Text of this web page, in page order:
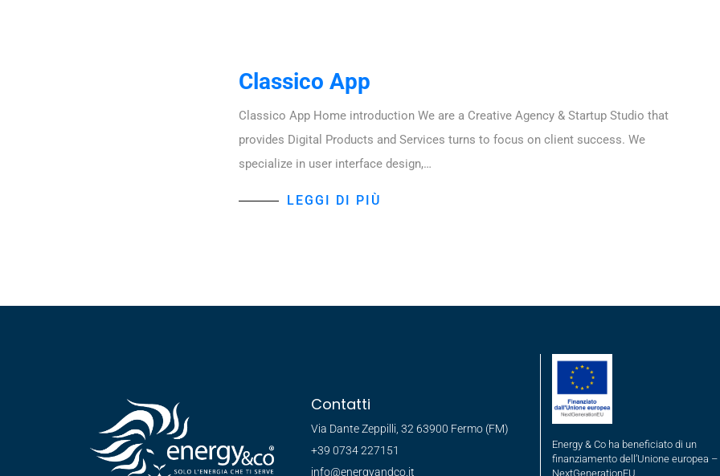
Classico App
Classico App Home introduction We are a Creative Agency & Startup Studio that
provides Digital Products and Services turns to focus on client success. We
specialize in user interface design,…
LEGGI DI PIÙ
Contatti
Via Dante Zeppilli, 32 63900 Fermo (FM)
+39 0734 227151
info@energyandco.it
Energy & Co ha beneficiato di un
finanziamento dell’Unione europea –
NextGenerationEU.